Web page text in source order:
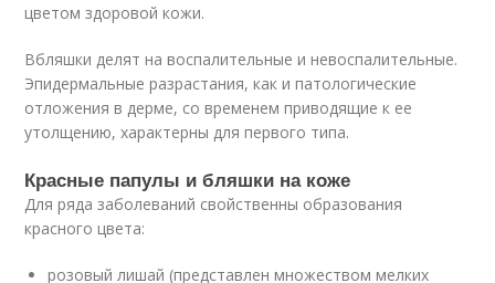
цветом здоровой кожи.
Вбляшки делят на воспалительные и невоспалительные.
Эпидермальные разрастания, как и патологические
отложения в дерме, со временем приводящие к ее
утолщению, характерны для первого типа.
Красные папулы и бляшки на коже
Для ряда заболеваний свойственны образования
красного цвета:
розовый лишай (представлен множеством мелких